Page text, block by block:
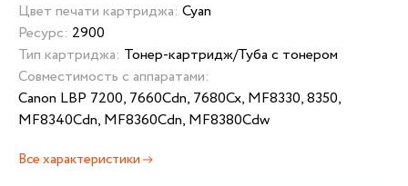
Цвет печати картриджа: Cyan
Ресурс: 2900
Тип картриджа: Тонер-картридж/Туба с тонером
Совместимость с аппаратами:
Canon LBP 7200, 7660Cdn, 7680Cx, MF8330, 8350,
MF8340Cdn, MF8360Cdn, MF8380Cdw
Все характеристики